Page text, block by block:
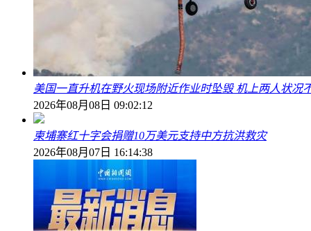
美国一直升机在野火现场附近作业时坠毁 机上两人状况
2026年08月08日 09:02:12
柬埔寨红十字会捐赠10万美元支持中方抗洪救灾
2026年08月07日 16:14:38